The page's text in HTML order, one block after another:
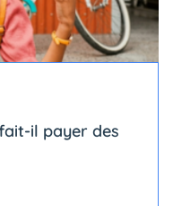
il payer des